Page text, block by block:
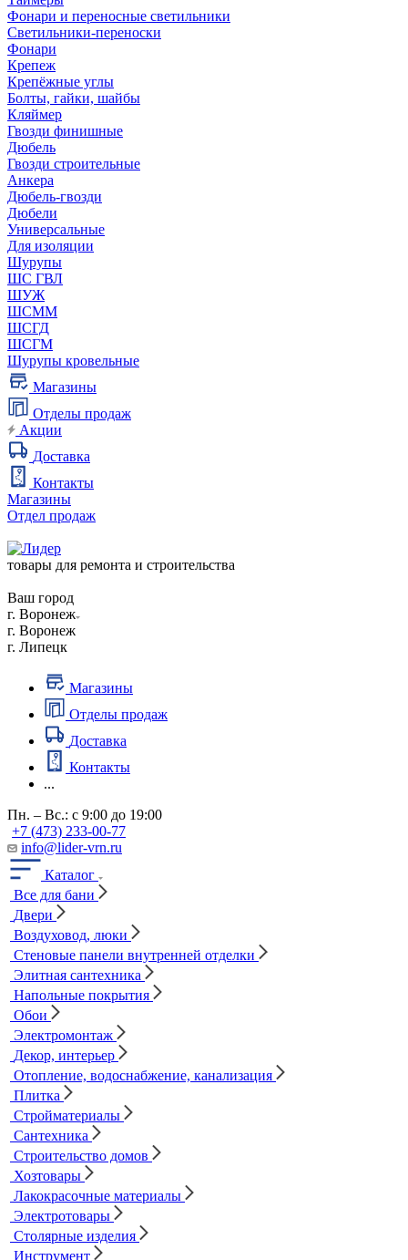
Фонари и переносные светильники
Светильники-переноски
Фонари
Крепеж
Крепёжные углы
Болты, гайки, шайбы
Кляймер
Гвозди финишные
Дюбель
Гвозди строительные
Анкера
Дюбель-гвозди
Дюбели
Универсальные
Для изоляции
Шурупы
ШС ГВЛ
ШУЖ
ШСММ
ШСГД
ШСГМ
Шурупы кровельные
Магазины
Отделы продаж
Акции
Доставка
Контакты
Магазины
Отдел продаж
товары для ремонта и строительства
Ваш город
г. Воронеж
г. Воронеж
г. Липецк
Магазины
Отделы продаж
Доставка
Контакты
...
Пн. – Вс.: с 9:00 до 19:00
+7 (473) 233-00-77
info@lider-vrn.ru
Каталог
Все для бани
Двери
Воздуховод, люки
Стеновые панели внутренней отделки
Элитная сантехника
Напольные покрытия
Обои
Электромонтаж
Декор, интерьер
Отопление, водоснабжение, канализация
Плитка
Стройматериалы
Сантехника
Строительство домов
Хозтовары
Лакокрасочные материалы
Электротовары
Столярные изделия
Инструмент